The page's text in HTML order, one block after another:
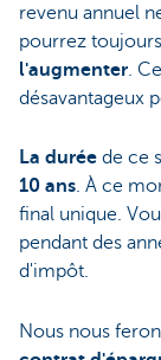
revenu annuel
pourrez
l'augmenter.
désavantageux
La durée de ce
10 ans. À ce
final unique.
pendant des
d'impôt.
Nous nous